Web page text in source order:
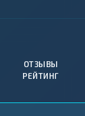
ОТЗЫВЫ
РЕЙТИНГ